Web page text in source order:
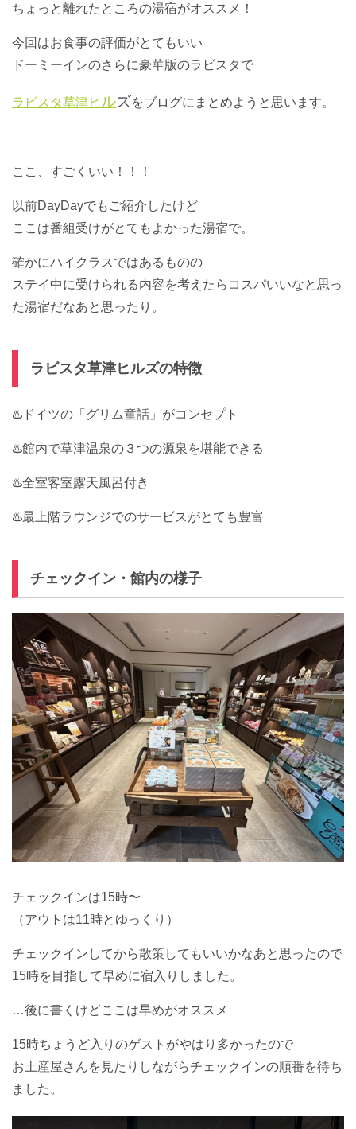
ちょっと離れたところの湯宿がオススメ！
今回はお食事の評価がとてもいい
ドーミーインのさらに豪華版のラビスタで
ラビスタ草津ヒ ルズをブログにまとめようと思います。
ここ、すごくいい！！！
以前DayDayでもご紹介したけど
ここは番組受けがとてもよかった湯宿で。
確かにハイクラスではあるものの
ステイ中に受けられる内容を考えたらコスパいいなと思っ
た湯宿だなあと思ったり。
ラビスタ草津ヒルズの特徴
♨️ドイツの「グリム童話」がコンセプト
♨️館内で草津温泉の３つの源泉を堪能できる
♨️全室客室露天風呂付き
♨️最上階ラウンジでのサービスがとても豊富
チェックイン・館内の様子
チェックインは15時〜
（アウトは11時とゆっくり）
チェックインしてから散策してもいいかなあと思ったので
15時を目指して早めに宿入りしました。
…後に書くけどここは早めがオススメ
15時ちょうど入りのゲストがやはり多かったので
お土産屋さんを見たりしながらチェックインの順番を待ち
ました。